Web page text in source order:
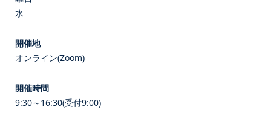
水
オンライン(Zoom)
9:30～16:30(受付9:00)